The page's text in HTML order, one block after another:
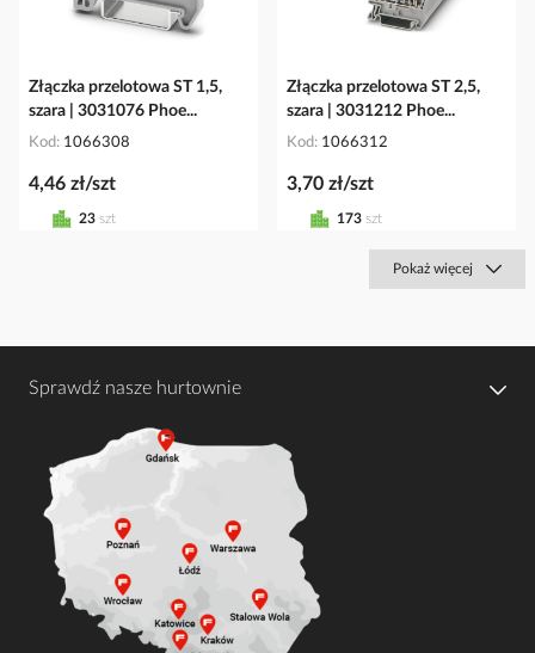
Złączka przelotowa ST 1,5,
szara | 3031076 Phoe...
Kod 1066308
4,46 zł/szt
23 szt
Złączka przelotowa ST 2,5,
szara | 3031212 Phoe...
Kod 1066312
3,70 zł/szt
173 szt
Pokaż więcej
Sprawdź nasze hurtownie